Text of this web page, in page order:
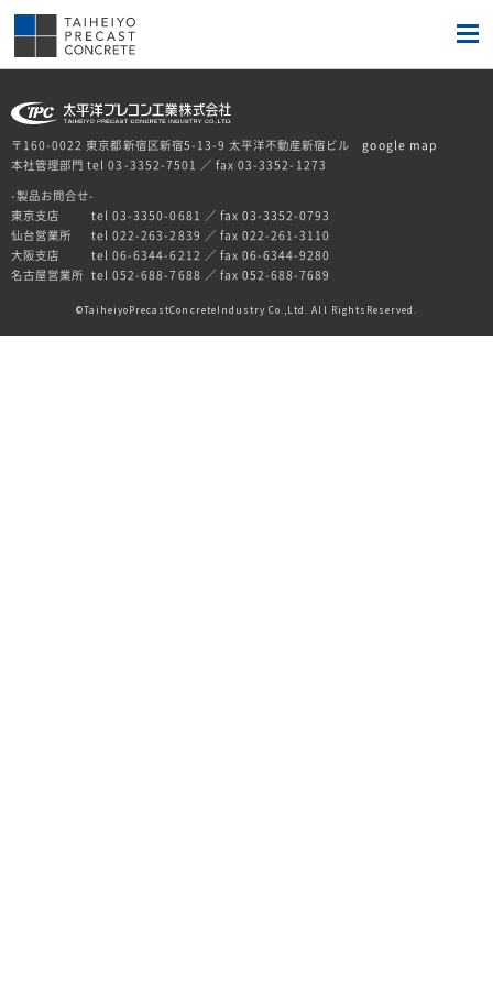
〒160-0022 東京都新宿区新宿5-13-9 太平洋不動産新宿ビルgoogle map
本社管理部門 tel 03-3352-7501 ／ fax 03-3352-1273
-製品お問合せ-
東京支店
tel 03-3350-0681 ／ fax 03-3352-0793
仙台営業所
tel 022-263-2839 ／ fax 022-261-3110
大阪支店
tel 06-6344-6212 ／ fax 06-6344-9280
名古屋営業所
tel 052-688-7688 ／ fax 052-688-7689
TaiheiyoPrecastConcreteIndustry Co.,Ltd. All RightsReserved.